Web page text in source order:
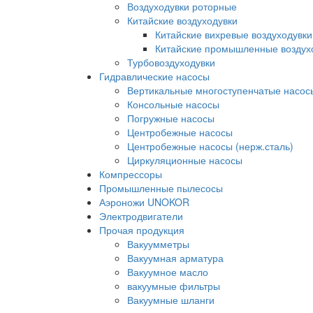
Воздуходувки роторные
Китайские воздуходувки
Китайские вихревые воздуходувки
Китайские промышленные
Турбовоздуходувки
Гидравлические насосы
Вертикальные многоступенчатые
Консольные насосы
Погружные насосы
Центробежные насосы
Центробежные насосы (нерж.сталь)
Циркуляционные насосы
Компрессоры
Промышленные пылесосы
Аэроножи UNOKOR
Электродвигатели
Прочая продукция
Вакуумметры
Вакуумная арматура
Вакуумное масло
вакуумные фильтры
Вакуумные шланги